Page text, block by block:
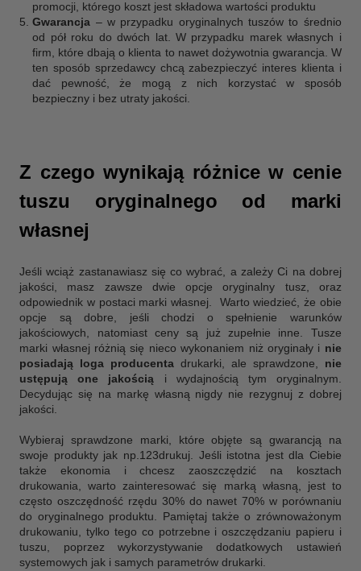
promocji, którego koszt jest składowa wartości produktu
Gwarancja – w przypadku oryginalnych tuszów to średnio
od pół roku do dwóch lat. W przypadku marek własnych i
firm, które dbają o klienta to nawet dożywotnia gwarancja. W
ten sposób sprzedawcy chcą zabezpieczyć interes klienta i
dać pewność, że mogą z nich korzystać w sposób
bezpieczny i bez utraty jakości.
Z czego wynikają różnice w cenie
tuszu oryginalnego od marki
własnej
Jeśli wciąż zastanawiasz się co wybrać, a zależy Ci na dobrej
jakości, masz zawsze dwie opcje oryginalny tusz, oraz
odpowiednik w postaci marki własnej. Warto wiedzieć, że obie
opcje są dobre, jeśli chodzi o spełnienie warunków
jakościowych, natomiast ceny są już zupełnie inne. Tusze
marki własnej różnią się nieco wykonaniem niż oryginały i nie
posiadają loga producenta drukarki, ale sprawdzone,
nie
ustępują one jakością
i wydajnością tym oryginalnym.
Decydując się na markę własną nigdy nie rezygnuj z dobrej
jakości.
Wybieraj sprawdzone marki, które objęte są gwarancją na
swoje produkty jak np.123drukuj. Jeśli istotna jest dla Ciebie
także ekonomia i chcesz zaoszczędzić na kosztach
drukowania, warto zainteresować się marką własną, jest to
często oszczędność rzędu 30% do nawet 70% w porównaniu
do oryginalnego produktu. Pamiętaj także o zrównoważonym
drukowaniu, tylko tego co potrzebne i oszczędzaniu papieru i
tuszu, poprzez wykorzystywanie dodatkowych ustawień
systemowych jak i samych parametrów drukarki.